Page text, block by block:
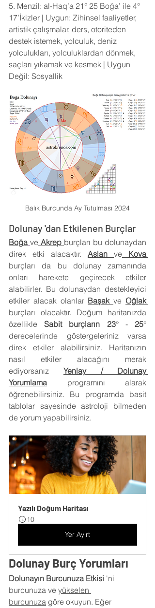
5. Menzil: al-Haq’a 21° 25 Boğa’ ile 4°
17’İkizler | Uygun: Zihinsel faaliyetler,
artistik çalışmalar, ders, otoriteden
destek istemek, yolculuk, deniz
yolculukları, yolculuklardan dönmek,
saçları yıkamak ve kesmek | Uygun
Değil: Sosyallik
Balık Burcunda Ay Tutulması 2024
Dolunay 'dan Etkilenen Burçlar
Boğa ve Akrep burçları bu dolunaydan
direk etki alacaktır. Aslan ve
Kova
burçları da bu dolunay zamanında
onları harekete geçirecek etkiler
alabilirler. Bu dolunaydan destekleyici
etkiler alacak olanlar Başak ve
Oğlak
burçları olacaktır. Doğum haritanızda
özellikle Sabit burçların 23° - 25°
derecelerinde göstergeleriniz varsa
direk etkiler alabilirsiniz. Haritanızın
nasıl etkiler alacağını merak
ediyorsanız
Yeniay / Dolunay
Yorumlama programını alarak
öğrenebilirsiniz. Bu programda basit
tablolar sayesinde astroloji bilmeden
de yorum yapabilirsiniz.
Yazılı Doğum Haritası
10
Yer Ayırt
Dolunay Burç Yorumları
Dolunayın Burcunuza Etkisi 'ni
burcunuza ve yükselen
burcunuza göre okuyun. Eğer